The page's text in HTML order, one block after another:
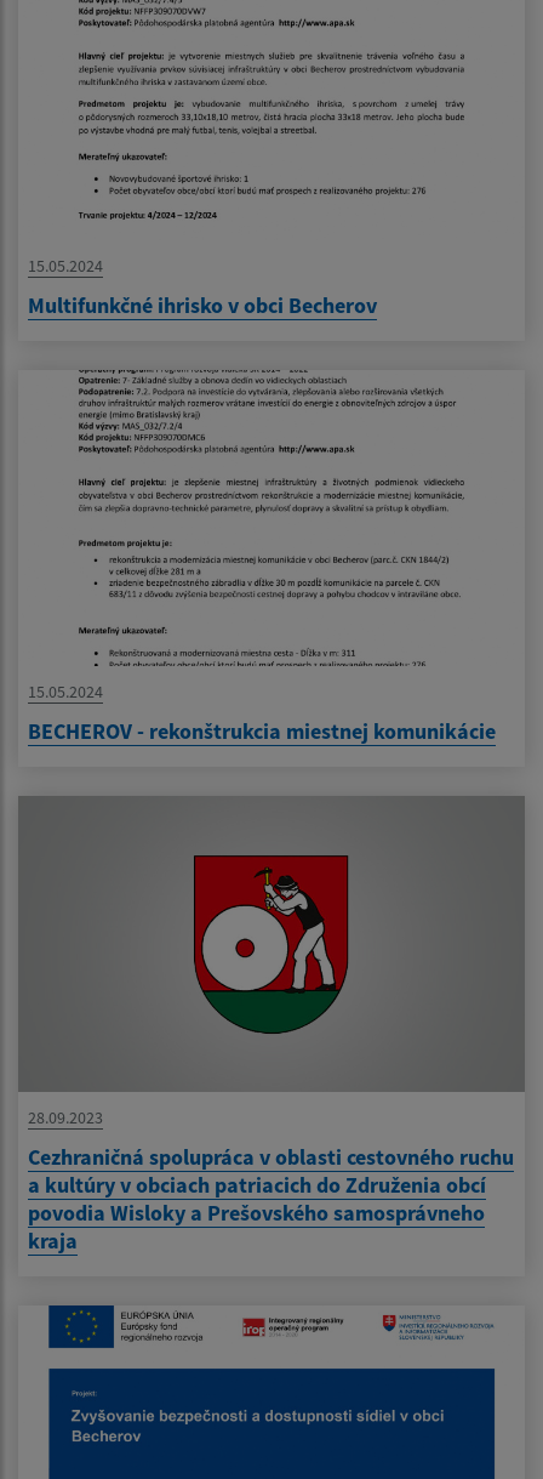
15.05.2024
Multifunkčné ihrisko v obci Becherov
15.05.2024
BECHEROV - rekonštrukcia miestnej komunikácie
28.09.2023
Cezhraničná spolupráca v oblasti cestovného ruchu
a kultúry v obciach patriacich do Združenia obcí
povodia Wisloky a Prešovského samosprávneho
kraja